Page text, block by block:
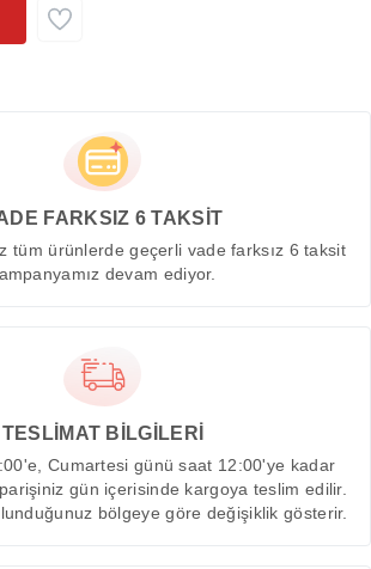
FARKSIZ 6 TAKSİT
tüm ürünlerde geçerli vade farksız 6 taksit
devam ediyor.
TESLİMAT BİLGİLERİ
Cumartesi günü saat 12:00'ye kadar
gün içerisinde kargoya teslim edilir.
bölgeye göre değişiklik gösterir.